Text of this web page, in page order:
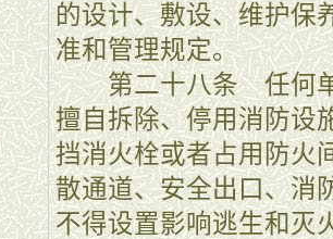
的设计、敷设、维护保
准和管理规定。
第二十八条 任何单
擅自拆除、停用消防设
挡消火栓或者占用防火
散通道、安全出口、消
不得设置影响逃生和灭